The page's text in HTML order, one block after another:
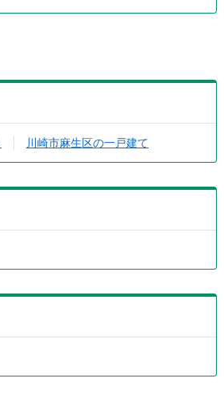
川崎市麻生区の一戸建て